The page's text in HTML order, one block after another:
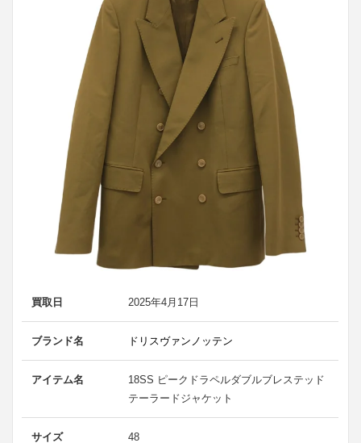
買取日 2025年4月17日
ブランド名 ドリスヴァンノッテン
アイテム名
18SS ピークドラペルダブルブレステッド
テーラードジャケット
サイズ 48